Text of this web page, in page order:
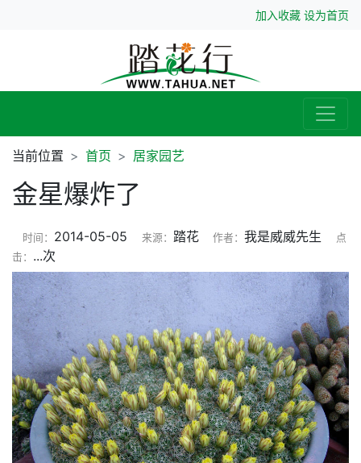
加入收藏 设为首页
当前位置 首页 居家园艺
金星爆炸了
时间： 2014-05-05 来源： 踏花 作者：我是威威先生
点
击： ...次